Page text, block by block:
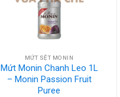
MỨT SỆT MONIN
Mứt Monin Chanh Leo 1L
– Monin Passion Fruit
Puree